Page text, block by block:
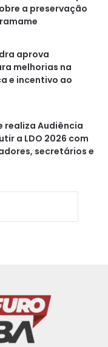
a preservação
aprova
melhorias na
e incentivo ao
realiza Audiência
a LDO 2026 com
secretários e